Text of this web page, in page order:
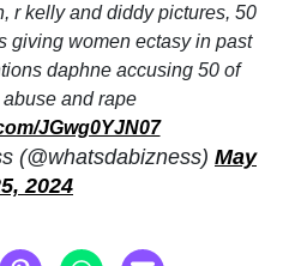
r kelly and diddy pictures, 50
giving women ectasy in past
daphne accusing 50 of
and rape
JGwg0YJN07
(@whatsdabizness) May
2024